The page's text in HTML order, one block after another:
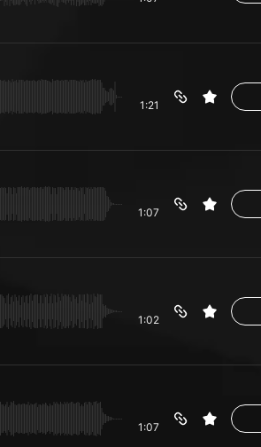
1:21
1:07
1:02
1:07